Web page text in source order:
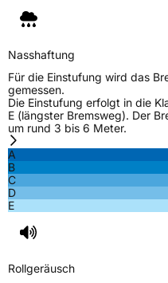
Nasshaftung
Für die Einstufung wird das
gemessen.
Die Einstufung erfolgt in die
E (längster Bremsweg). Der
um rund 3 bis 6 Meter.
A
B
C
D
E
Rollgeräusch